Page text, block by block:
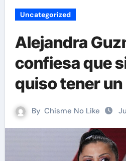
Uncategorized
Alejandra
confiesa que
quiso tener
By Chisme No Like